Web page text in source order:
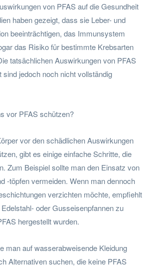
von PFAS auf die Gesundheit
haben gezeigt, dass sie Leber- und
beeinträchtigen, das Immunsystem
das Risiko für bestimmte Krebsarten
tatsächlichen Auswirkungen von PFAS
sind jedoch noch nicht vollständig
vor PFAS schützen?
vor den schädlichen Auswirkungen
gibt es einige einfache Schritte, die
Zum Beispiel sollte man den Einsatz von
-töpfen vermeiden. Wenn man dennoch
verzichten möchte, empfiehlt
oder Gusseisenpfannen zu
hergestellt wurden.
man auf wasserabweisende Kleidung
Alternativen suchen, die keine PFAS